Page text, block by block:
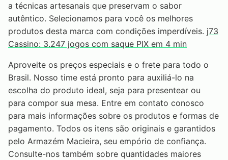
a técnicas artesanais que preservam o sabor
autêntico. Selecionamos para você os melhores
produtos desta marca com condições imperdíveis. j73
Cassino: 3.247 jogos com saque PIX em 4 min
Aproveite os preços especiais e o frete para todo o
Brasil. Nosso time está pronto para auxiliá-lo na
escolha do produto ideal, seja para presentear ou
para compor sua mesa. Entre em contato conosco
para mais informações sobre os produtos e formas de
pagamento. Todos os itens são originais e garantidos
pelo Armazém Macieira, seu empório de confiança.
Consulte-nos também sobre quantidades maiores